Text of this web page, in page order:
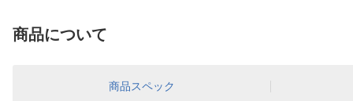
商品について
商品スペック